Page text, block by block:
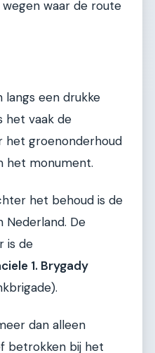
waar de route
langs een drukke
het vaak de
het groenonderhoud
het monument.
het behoud is de
Nederland. De
is de
1. Brygady
dan alleen
betrokken bij het